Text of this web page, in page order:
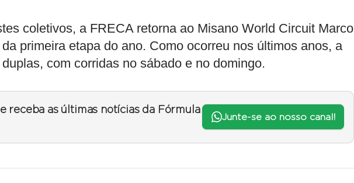
coletivos, a FRECA retorna ao Misano World Circuit Marco
primeira etapa do ano. Como ocorreu nos últimos anos, a
com corridas no sábado e no domingo.
e receba as últimas notícias da Fórmula
Junte-se ao nosso canal!